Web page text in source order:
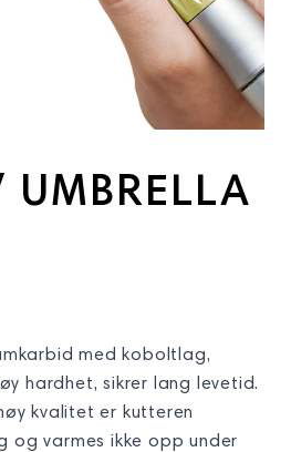
med koboltlag,
hardhet, sikrer lang levetid.
kvalitet er kutteren
og varmes ikke opp under